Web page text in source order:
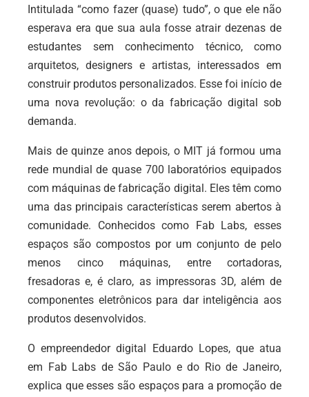
Intitulada “como fazer (quase) tudo”, o que ele não
esperava era que sua aula fosse atrair dezenas de
estudantes sem conhecimento técnico, como
arquitetos, designers e artistas, interessados em
construir produtos personalizados. Esse foi início de
uma nova revolução: o da fabricação digital sob
demanda.
Mais de quinze anos depois, o MIT já formou uma
rede mundial de quase 700 laboratórios equipados
com máquinas de fabricação digital. Eles têm como
uma das principais características serem abertos à
comunidade. Conhecidos como Fab Labs, esses
espaços são compostos por um conjunto de pelo
menos cinco máquinas, entre cortadoras,
fresadoras e, é claro, as impressoras 3D, além de
componentes eletrônicos para dar inteligência aos
produtos desenvolvidos.
O empreendedor digital Eduardo Lopes, que atua
em Fab Labs de São Paulo e do Rio de Janeiro,
explica que esses são espaços para a promoção de